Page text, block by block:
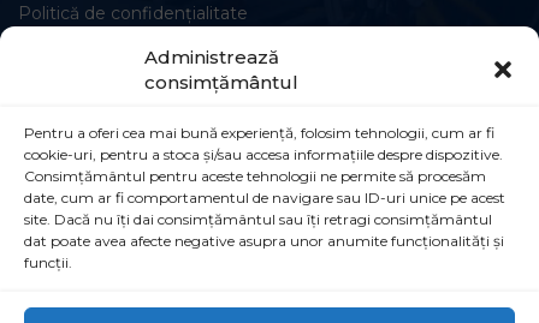
Administrează
consimțământul
Pentru a oferi cea mai bună experiență, folosim tehnologii, cum ar fi
cookie-uri, pentru a stoca și/sau accesa informațiile despre dispozitive.
Consimțământul pentru aceste tehnologii ne permite să procesăm
date, cum ar fi comportamentul de navigare sau ID-uri unice pe acest
site. Dacă nu îți dai consimțământul sau îți retragi consimțământul
dat poate avea afecte negative asupra unor anumite funcționalități și
funcții.
Politică de confidențialitate
Circuite și conexiuni
Șoseaua Leordeni 90B, Popești-Leordeni,
077160